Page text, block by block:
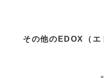
その他のEDOX（エ